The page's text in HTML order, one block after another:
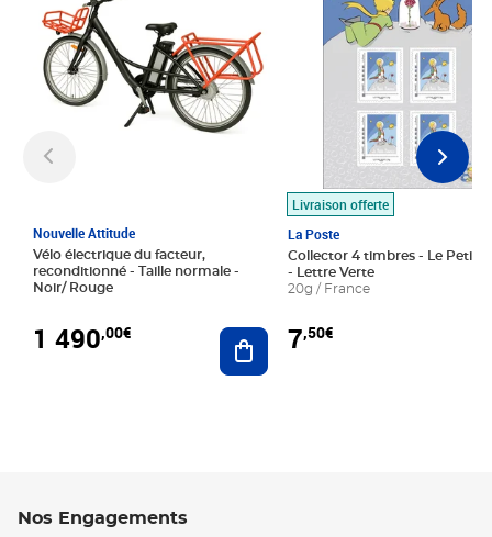
Nouvelle Attitude
Vélo électrique du facteur,
reconditionné - Taille normale -
Noir/ Rouge
1 490,00€ Ajouter au panier
Livraison offerte
La Poste
Collector 4 timbres - Le Petit
- Lettre Verte
20g / France
7,50€
Nos Engagements